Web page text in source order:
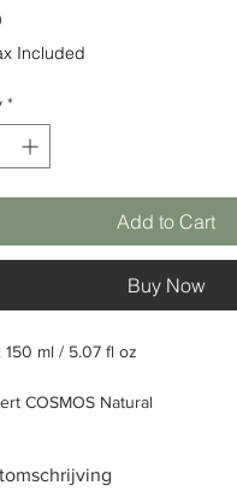
Included
*
Add to Cart
Buy Now
: 150 ml / 5.07 fl oz
COSMOS Natural